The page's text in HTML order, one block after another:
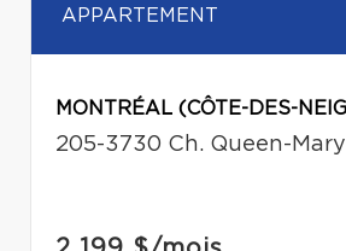
APPARTEMENT
205-3730 Ch. Queen-Mary